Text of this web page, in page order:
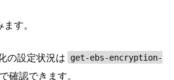
す。
の設定状況は
get-ebs-encryption-
確認できます。